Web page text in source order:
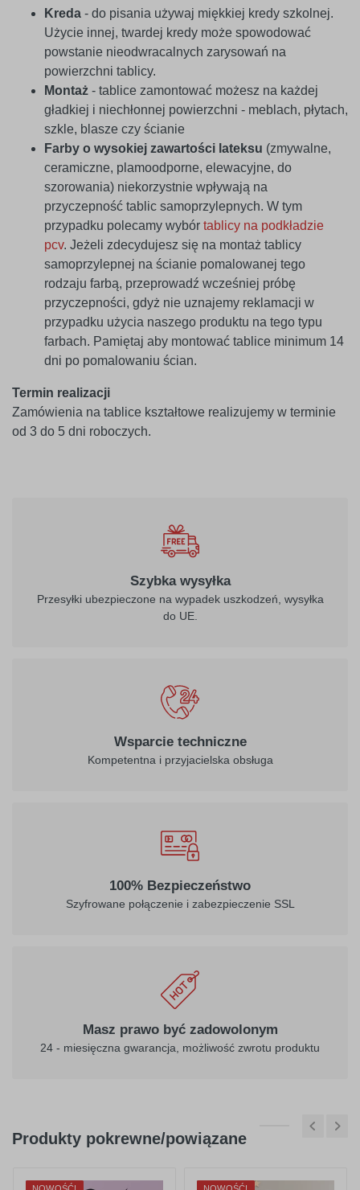
Kreda - do pisania używaj miękkiej kredy szkolnej.
Użycie innej, twardej kredy może spowodować
powstanie nieodwracalnych zarysowań na
powierzchni tablicy.
Montaż - tablice zamontować możesz na każdej
gładkiej i niechłonnej powierzchni - meblach, płytach,
szkle, blasze czy ścianie
Farby o wysokiej zawartości lateksu (zmywalne,
ceramiczne, plamoodporne, elewacyjne, do
szorowania) niekorzystnie wpływają na
przyczepność tablic samoprzylepnych. W tym
przypadku polecamy wybór tablicy na podkładzie
pcv. Jeżeli zdecydujesz się na montaż tablicy
samoprzylepnej na ścianie pomalowanej tego
rodzaju farbą, przeprowadź wcześniej próbę
przyczepności, gdyż nie uznajemy reklamacji w
przypadku użycia naszego produktu na tego typu
farbach. Pamiętaj aby montować tablice minimum 14
dni po pomalowaniu ścian.
Termin realizacji
Zamówienia na tablice kształtowe realizujemy w terminie
od 3 do 5 dni roboczych.
Szybka wysyłka
Przesyłki ubezpieczone na wypadek uszkodzeń, wysyłka
do UE.
Wsparcie techniczne
Kompetentna i przyjacielska obsługa
100% Bezpieczeństwo
Szyfrowane połączenie i zabezpieczenie SSL
Masz prawo być zadowolonym
24 - miesięczna gwarancja, możliwość zwrotu produktu
Produkty pokrewne/powiązane